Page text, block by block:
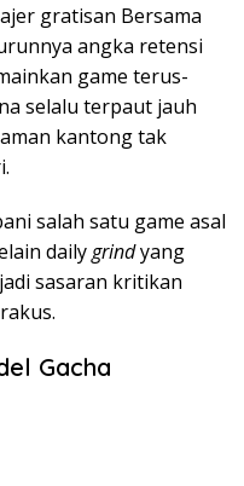
gratisan Bersama
angka retensi
game terus-
selalu terpaut jauh
kantong tak
salah satu game asal
dailygrindyang
sasaran kritikan
Gacha